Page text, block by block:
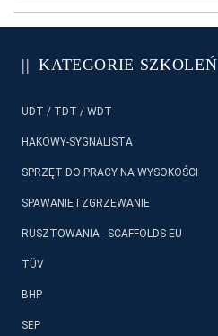
KATEGORIE SZKOLEŃ
UDT / TDT / WDT
HAKOWY-SYGNALISTA
SPRZĘT DO PRACY NA WYSOKOŚCI
SPAWANIE I ZGRZEWANIE
RUSZTOWANIA - SCAFFOLDS EU
TÜV
BHP
SEP